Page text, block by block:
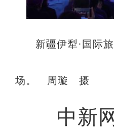
新疆伊犁·国际
场。 周璇 摄
中新网